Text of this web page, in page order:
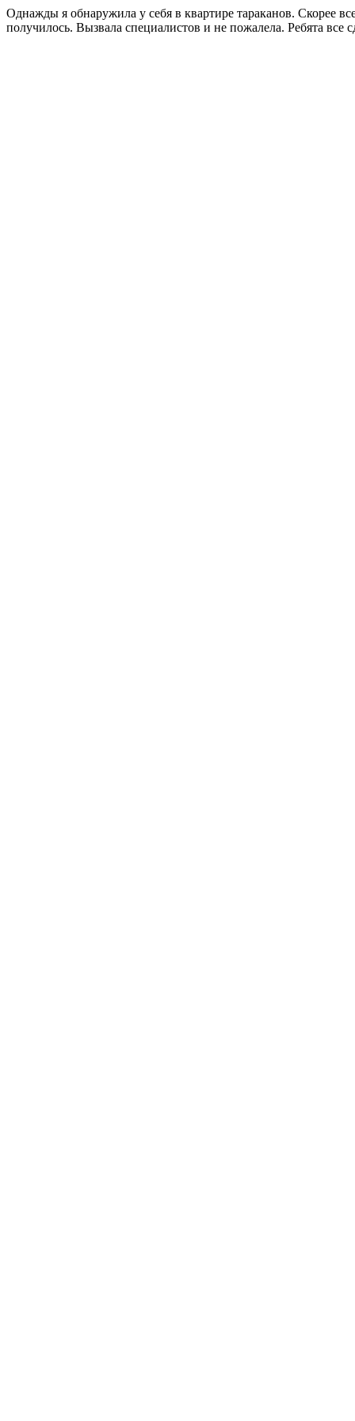
Однажды я обнаружила у себя в квартире тараканов. Скорее
получилось. Вызвала специалистов и не пожалела. Ребята все